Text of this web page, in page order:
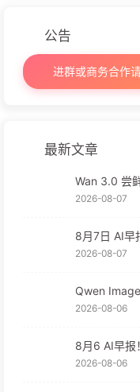
公告
进群或商务合作
最新文章
Wan 3.0 尝
2026-08-07
8月7日 AI早
2026-08-07
Qwen
2026-08-06
8月6 AI早报
2026-08-06